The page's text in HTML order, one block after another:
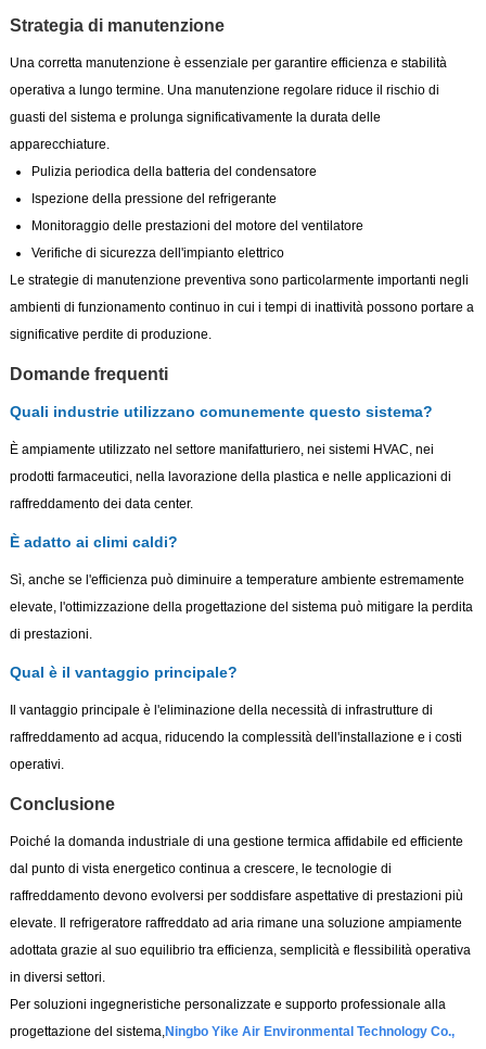
Strategia di manutenzione
Una corretta manutenzione è essenziale per garantire efficienza e stabilità
operativa a lungo termine. Una manutenzione regolare riduce il rischio di
guasti del sistema e prolunga significativamente la durata delle
apparecchiature.
Pulizia periodica della batteria del condensatore
Ispezione della pressione del refrigerante
Monitoraggio delle prestazioni del motore del ventilatore
Verifiche di sicurezza dell'impianto elettrico
Le strategie di manutenzione preventiva sono particolarmente importanti negli
ambienti di funzionamento continuo in cui i tempi di inattività possono portare a
significative perdite di produzione.
Domande frequenti
Quali industrie utilizzano comunemente questo sistema?
È ampiamente utilizzato nel settore manifatturiero, nei sistemi HVAC, nei
prodotti farmaceutici, nella lavorazione della plastica e nelle applicazioni di
raffreddamento dei data center.
È adatto ai climi caldi?
Sì, anche se l'efficienza può diminuire a temperature ambiente estremamente
elevate, l'ottimizzazione della progettazione del sistema può mitigare la perdita
di prestazioni.
Qual è il vantaggio principale?
Il vantaggio principale è l'eliminazione della necessità di infrastrutture di
raffreddamento ad acqua, riducendo la complessità dell'installazione e i costi
operativi.
Conclusione
Poiché la domanda industriale di una gestione termica affidabile ed efficiente
dal punto di vista energetico continua a crescere, le tecnologie di
raffreddamento devono evolversi per soddisfare aspettative di prestazioni più
elevate. Il refrigeratore raffreddato ad aria rimane una soluzione ampiamente
adottata grazie al suo equilibrio tra efficienza, semplicità e flessibilità operativa
in diversi settori.
Per soluzioni ingegneristiche personalizzate e supporto professionale alla
progettazione del sistema, Ningbo Yike Air Environmental Technology Co.,